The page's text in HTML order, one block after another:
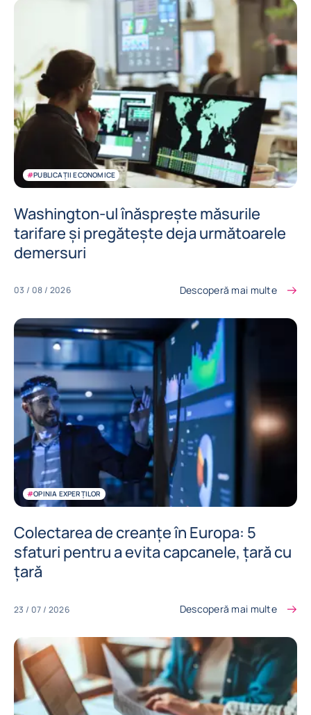
#PUBLICAȚII ECONOMICE
Washington-ul înăsprește măsurile
tarifare și pregătește deja următoarele
demersuri
03 / 08 / 2026 Descoperă mai multe
#OPINIA EXPERȚILOR
Colectarea de creanțe în Europa: 5
sfaturi pentru a evita capcanele, țară cu
țară
23 / 07 / 2026 Descoperă mai multe